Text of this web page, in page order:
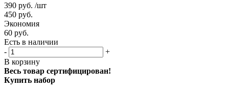
390 руб. /шт
450 руб.
Экономия
60 руб.
Есть в наличии
-
+
В корзину
Весь товар сертифицирован!
Купить набор